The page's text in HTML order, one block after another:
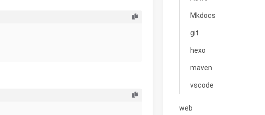
Mkdocs
git
hexo
maven
vscode
web